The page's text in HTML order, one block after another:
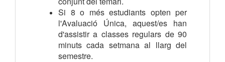
Si 8 o més estudiants opten per
l'Avaluació Única, aquest/es han
d'assistir a classes regulars de 90
minuts cada setmana al llarg del
semestre.